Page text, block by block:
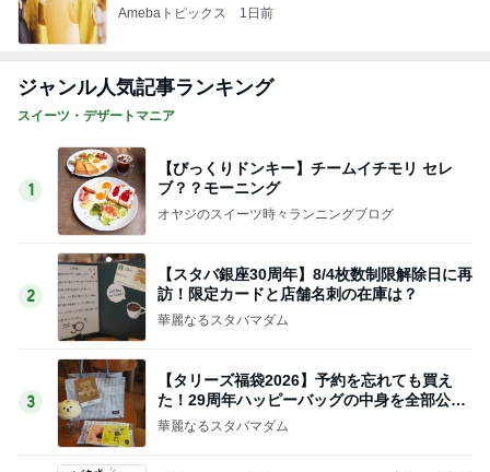
Amebaトピックス 1日前
ジャンル人気記事ランキング
スイーツ・デザートマニア
1
【びっくりドンキー】チームイチモリ セレ
ブ？？モーニング
オヤジのスイーツ時々ランニングブログ
2
【スタバ銀座30周年】8/4枚数制限解除日に再
訪！限定カードと店舗名刺の在庫は？
華麗なるスタバマダム
3
【タリーズ福袋2026】予約を忘れても買え
た！29周年ハッピーバッグの中身を全部公開
8/5～
華麗なるスタバマダム